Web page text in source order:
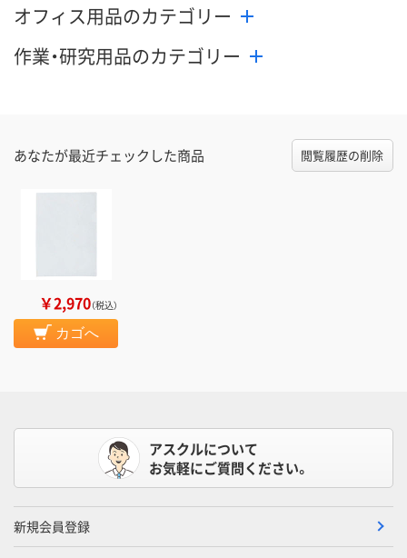
オフィス用品のカテゴリー
作業・研究用品のカテゴリー
あなたが最近チェックした商品 閲覧履歴の削除
￥2,970（税込）
カゴへ
アスクルについて
お気軽にご質問ください。
新規会員登録